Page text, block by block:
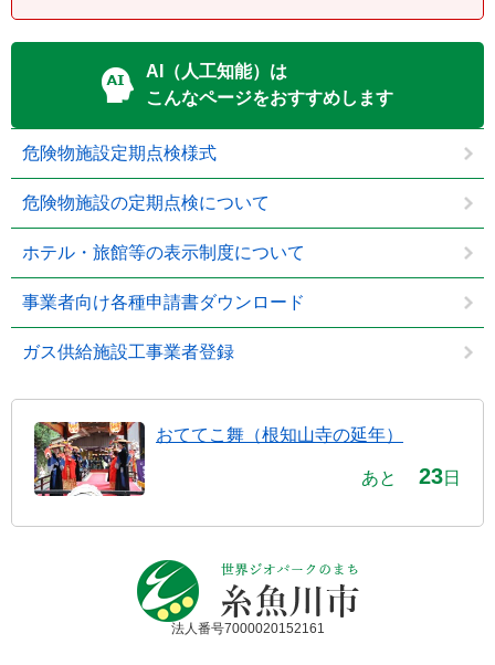
AI（人工知能）は
こんなページをおすすめします
危険物施設定期点検様式
危険物施設の定期点検について
ホテル・旅館等の表示制度について
事業者向け各種申請書ダウンロード
ガス供給施設工事業者登録
おててこ舞（根知山寺の延年）
あと 23日
法人番号7000020152161